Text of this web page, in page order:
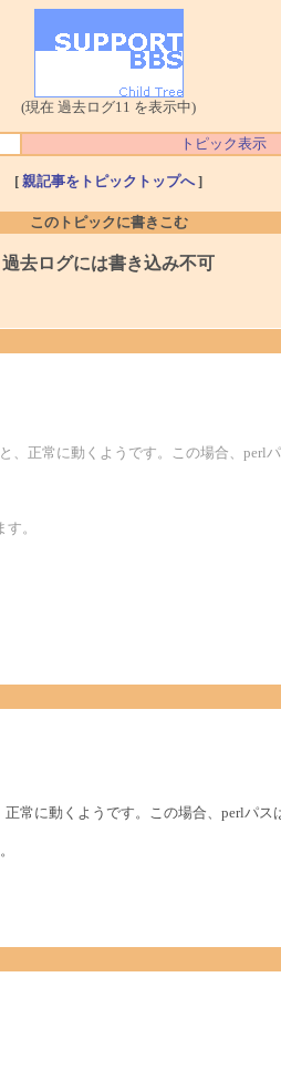
(現在 過去ログ11 を表示中)
トピック表示
[ 親記事をトピックトップへ]
このトピックに書きこむ
過去ログには書き込み不可
正常に動くようです。この場合、perl
。
常に動くようです。この場合、perlパ